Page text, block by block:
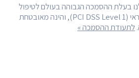
בעלת ההסמכה הגבוהה בעולם לטיפול
בכרטיסי אשראי (PCI DSS Level 1), והינה מאובטחת
לתעודת ההסמכה »